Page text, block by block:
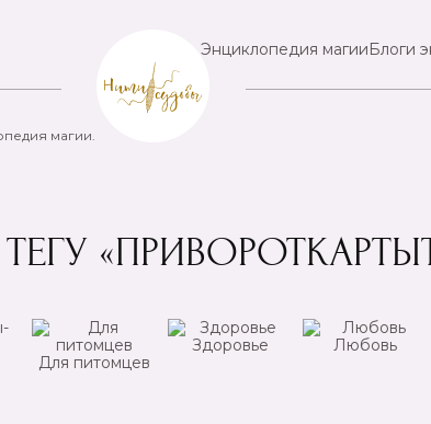
Энциклопедия магииБлоги
магии.
Для питомцев
Здоровье Любовь